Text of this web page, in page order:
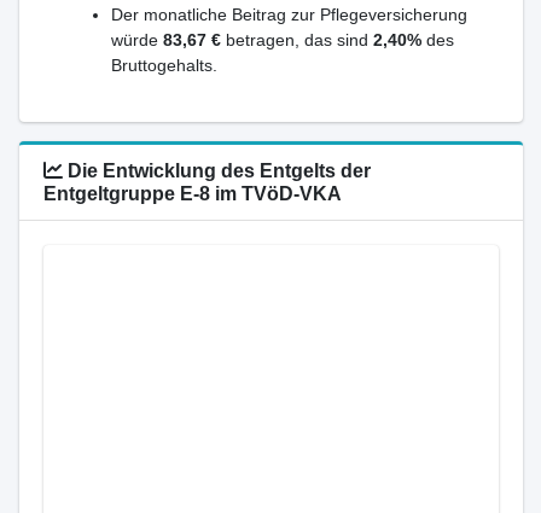
Der monatliche Beitrag zur Pflegeversicherung
würde 83,67 € betragen, das sind 2,40% des
Bruttogehalts.
Die Entwicklung des Entgelts der
Entgeltgruppe E-8 im TVöD-VKA